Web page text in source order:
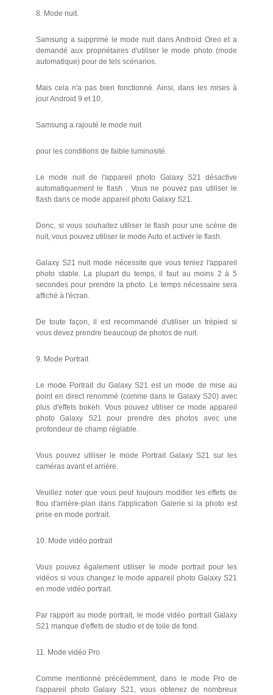
8. Mode nuit.
Samsung a supprimé le mode nuit dans Android Oreo et a
demandé aux propriétaires d'utiliser le mode photo (mode
automatique) pour de tels scénarios.
Mais cela n'a pas bien fonctionné. Ainsi, dans les mises à
jour Android 9 et 10,
Samsung a rajouté le mode nuit
pour les conditions de faible luminosité.
Le mode nuit de l'appareil photo Galaxy S21 désactive
automatiquement le flash . Vous ne pouvez pas utiliser le
flash dans ce mode appareil photo Galaxy S21.
Donc, si vous souhaitez utiliser le flash pour une scène de
nuit, vous pouvez utiliser le mode Auto et activer le flash.
Galaxy S21 nuit mode nécessite que vous teniez l'appareil
photo stable. La plupart du temps, il faut au moins 2 à 5
secondes pour prendre la photo. Le temps nécessaire sera
affiché à l'écran.
De toute façon, il est recommandé d'utiliser un trépied si
vous devez prendre beaucoup de photos de nuit.
9. Mode Portrait
Le mode Portrait du Galaxy S21 est un mode de mise au
point en direct renommé (comme dans le Galaxy S20) avec
plus d'effets bokeh. Vous pouvez utiliser ce mode appareil
photo Galaxy S21 pour prendre des photos avec une
profondeur de champ réglable.
Vous pouvez utiliser le mode Portrait Galaxy S21 sur les
caméras avant et arrière.
Veuillez noter que vous peut toujours modifier les effets de
flou d'arrière-plan dans l'application Galerie si la photo est
prise en mode portrait.
10. Mode vidéo portrait
Vous pouvez également utiliser le mode portrait pour les
vidéos si vous changez le mode appareil photo Galaxy S21
en mode vidéo portrait.
Par rapport au mode portrait, le mode vidéo portrait Galaxy
S21 manque d'effets de studio et de toile de fond.
11. Mode vidéo Pro
Comme mentionné précédemment, dans le mode Pro de
l'appareil photo Galaxy S21, vous obtenez de nombreux